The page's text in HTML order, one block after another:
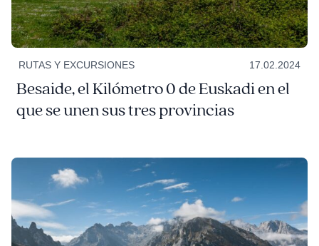
RUTAS Y EXCURSIONES 17.02.2024
Besaide, el Kilómetro 0 de Euskadi en el
que se unen sus tres provincias